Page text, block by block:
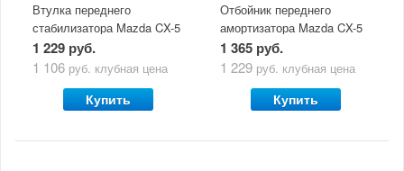
Втулка переднего
стабилизатора Mazda CX-5
(2011-2017)
1 229 руб.
1 106 руб. клубная цена
Купить
Отбойник переднего
амортизатора Mazda CX-5
(2011-2017) Jikiu
1 365 руб.
1 229 руб. клубная цена
Купить